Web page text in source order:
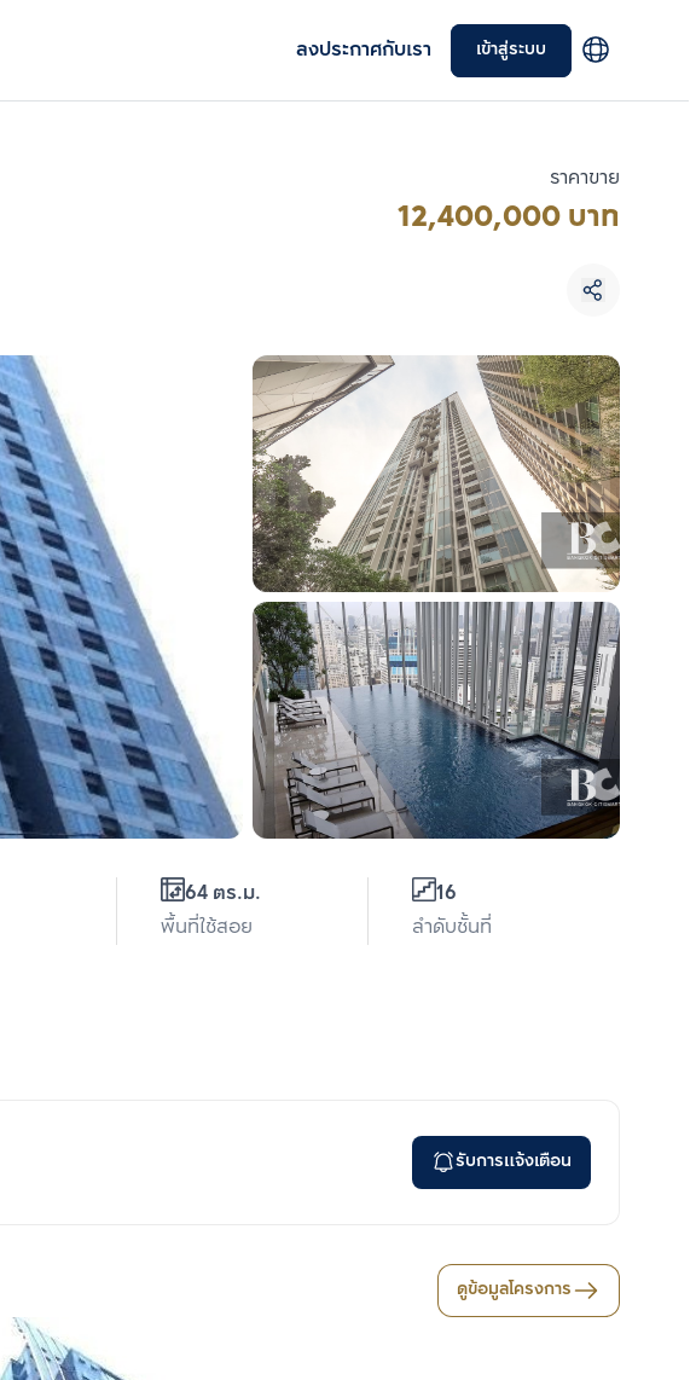
ลงประกาศกับเรา เข้าสู่ระบบ
ราคาขาย
12,400,000 บาท
64 ตร.ม.
พื้นที่ใช้สอย
16
ลำดับชั้นที่
รับการแจ้งเตือน
ดูข้อมูลโครงการ
มยูนิตเปรียบเทียบ
รายการที่ 3
เลือกยูนิตเพื่อเปรียบเทียบ
เลือกได้สูงสุด 3 รายการ
เปรียบเทียบ
ลบทั้งหมด